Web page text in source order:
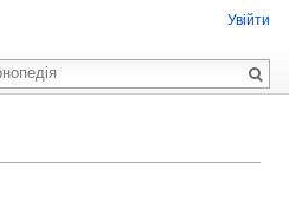
Увійти